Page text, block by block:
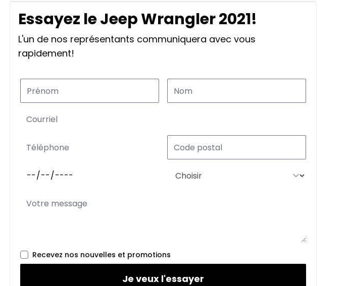
Essayez le Jeep Wrangler 2021!
L'un de nos représentants communiquera avec vous
rapidement!
Recevez nos nouvelles et promotions
Je veux l'essayer